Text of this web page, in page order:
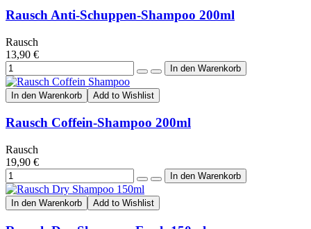
Rausch Anti-Schuppen-Shampoo 200ml
Rausch
13,90 €
In den Warenkorb Add to Wishlist
Rausch Coffein-Shampoo 200ml
Rausch
19,90 €
In den Warenkorb Add to Wishlist